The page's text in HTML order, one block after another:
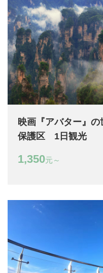
映画『アバター』
保護区 1日観光
1,350元～